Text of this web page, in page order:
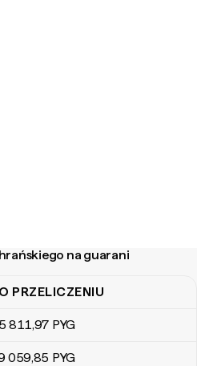
na guarani
na guarani paragwajskie
PRZELICZENIU
811,97 PYG
059,85 PYG